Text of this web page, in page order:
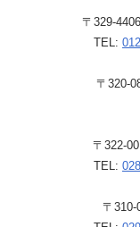
〒329-
TEL:
〒320-
〒322-
TEL:
〒310-